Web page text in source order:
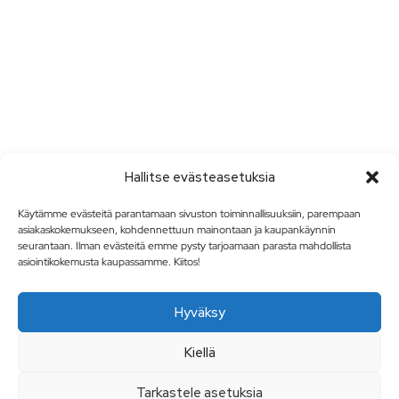
Hallitse evästeasetuksia
Käytämme evästeitä parantamaan sivuston toiminnallisuuksiin, parempaan
asiakaskokemukseen, kohdennettuun mainontaan ja kaupankäynnin
seurantaan. Ilman evästeitä emme pysty tarjoamaan parasta mahdollista
asiointikokemusta kaupassamme. Kiitos!
Hyväksy
Kiellä
Tarkastele asetuksia